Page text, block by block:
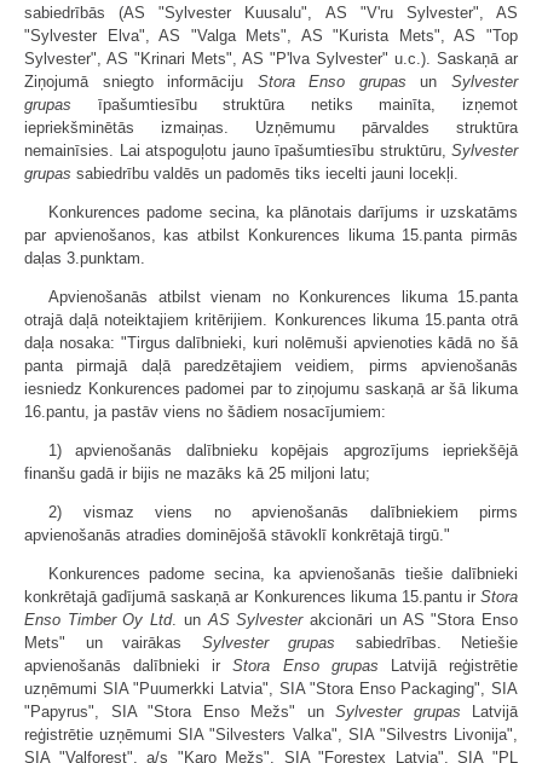
sabiedrībās (AS "Sylvester Kuusalu", AS "V'ru Sylvester", AS
"Sylvester Elva", AS "Valga Mets", AS "Kurista Mets", AS "Top
Sylvester", AS "Krinari Mets", AS "P'lva Sylvester" u.c.). Saskaņā ar
Ziņojumā sniegto informāciju Stora Enso grupas unSylvester
grupas īpašumtiesību struktūra netiks mainīta, izņemot
iepriekšminētās izmaiņas. Uzņēmumu pārvaldes struktūra
nemainīsies. Lai atspoguļotu jauno īpašumtiesību struktūru, Sylvester
grupas sabiedrību valdēs un padomēs tiks iecelti jauni locekļi.
Konkurences padome secina, ka plānotais darījums ir uzskatāms
par apvienošanos, kas atbilst Konkurences likuma 15.panta pirmās
daļas 3.punktam.
Apvienošanās atbilst vienam no Konkurences likuma 15.panta
otrajā daļā noteiktajiem kritērijiem. Konkurences likuma 15.panta otrā
daļa nosaka: "Tirgus dalībnieki, kuri nolēmuši apvienoties kādā no šā
panta pirmajā daļā paredzētajiem veidiem, pirms apvienošanās
iesniedz Konkurences padomei par to ziņojumu saskaņā ar šā likuma
16.pantu, ja pastāv viens no šādiem nosacījumiem:
1) apvienošanās dalībnieku kopējais apgrozījums iepriekšējā
finanšu gadā ir bijis ne mazāks kā 25 miljoni latu;
2) vismaz viens no apvienošanās dalībniekiem pirms
apvienošanās atradies dominējošā stāvoklī konkrētajā tirgū."
Konkurences padome secina, ka apvienošanās tiešie dalībnieki
konkrētajā gadījumā saskaņā ar Konkurences likuma 15.pantu ir Stora
Enso Timber Oy Ltd. unAS Sylvesterakcionāri un AS "Stora Enso
Mets" un vairākas Sylvester grupas sabiedrības. Netiešie
apvienošanās dalībnieki irStora Enso grupas Latvijā reģistrētie
uzņēmumi SIA "Puumerkki Latvia", SIA "Stora Enso Packaging", SIA
"Papyrus", SIA "Stora Enso Mežs" un Sylvester grupas Latvijā
reģistrētie uzņēmumi SIA "Silvesters Valka", SIA "Silvestrs Livonija",
SIA "Valforest", a/s "Karo Mežs", SIA "Forestex Latvia", SIA "PL